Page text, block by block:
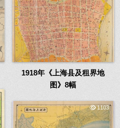
1918年《上海县及租界地
图》8幅
1103